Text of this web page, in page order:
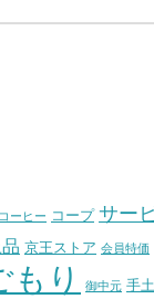
コーヒー コープ サー
品 京王ストア 会員特価
もり 御中元 手